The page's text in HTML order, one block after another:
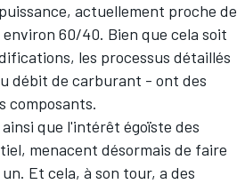
actuellement proche de
60/40. Bien que cela soit
les processus détaillés
débit de carburant - ont des
composants.
que l'intérêt égoïste des
menacent désormais de faire
Et cela, à son tour, a des